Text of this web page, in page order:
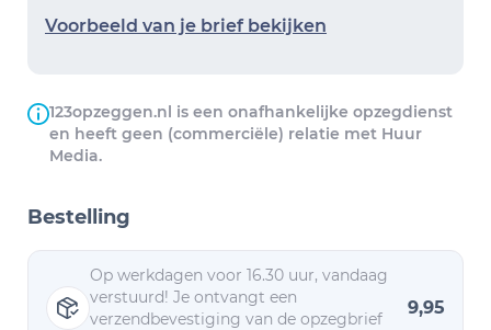
Voorbeeld van je brief bekijken
123opzeggen.nl is een onafhankelijke opzegdienst
en heeft geen (commerciële) relatie met Huur
Media.
Bestelling
Op werkdagen voor 16.30 uur, vandaag
verstuurd! Je ontvangt een
verzendbevestiging van de opzegbrief
9,95